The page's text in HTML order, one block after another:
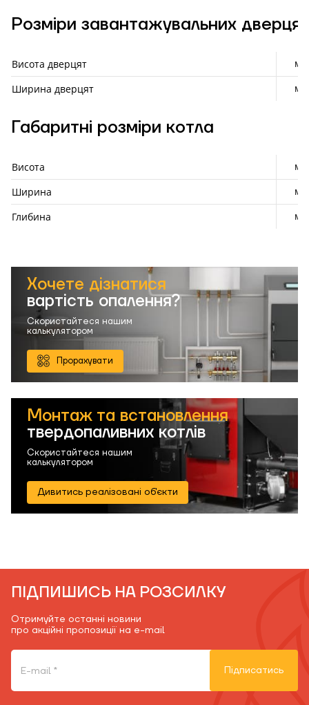
Розміри завантажувальних дверцят
Висота дверцят
мм
Ширина дверцят
мм
Габаритні розміри котла
Висота
мм
Ширина
мм
Глибина
мм
Хочете дізнатися
вартість опалення?
Скористайтеся нашим
калькулятором
Прорахувати
Монтаж та встановлення
твердопаливних котлів
Скористайтеся нашим
калькулятором
Дивитись реалізовані об'єкти
ПІДПИШИСЬ НА РОЗСИЛКУ
Отримуйте останні новини
про акційні пропозиції на e-mail
Підписатись